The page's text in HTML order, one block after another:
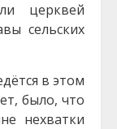
церквей
сельских
в этом
было, что
нехватки